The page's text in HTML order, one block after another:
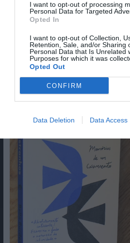
I want to opt-out of processing
Personal Data for Targeted
Opted In
I want to opt-out of Collection,
Retention, Sale, and/or Sharing
Personal Data that Is Unrelated
Purposes for which it was
Opted Out
CONFIRM
Data Deletion Data Access